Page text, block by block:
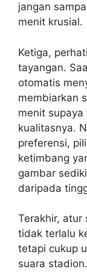
jangan
menit krusial.
Ketiga,
tayangan.
otomatis
membiarkan
menit
kualitasnya.
preferensi,
ketimbang
gambar
daripada
Terakhir, atur
tidak terlalu
tetapi cukup
suara